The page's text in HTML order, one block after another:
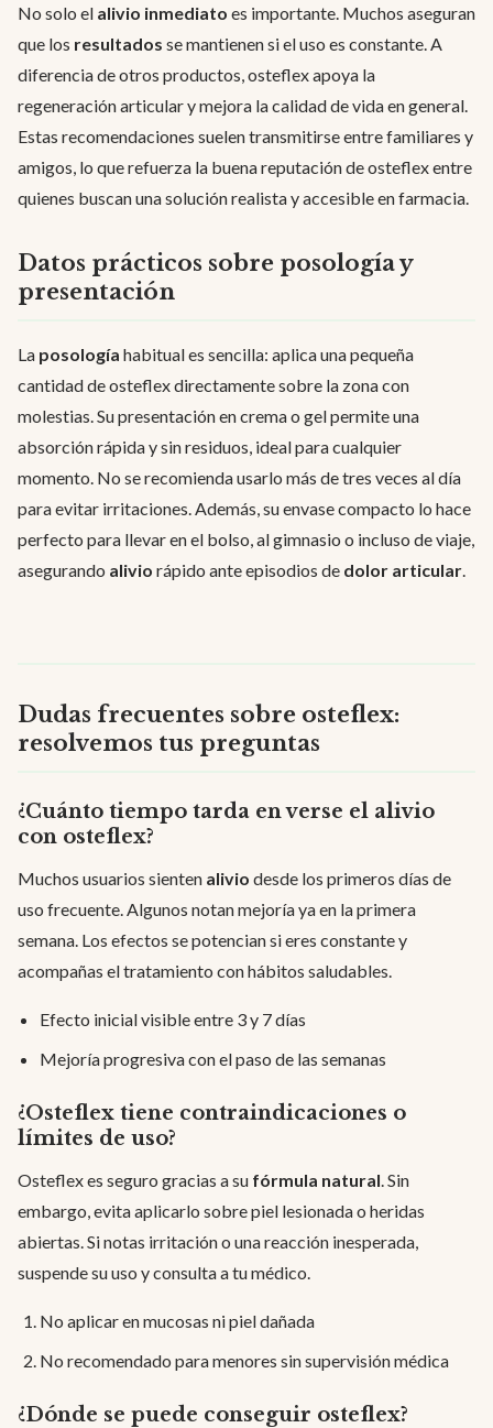
No solo el alivio inmediato es importante. Muchos aseguran
que los resultados se mantienen si el uso es constante. A
diferencia de otros productos, osteflex apoya la
regeneración articular y mejora la calidad de vida en general.
Estas recomendaciones suelen transmitirse entre familiares y
amigos, lo que refuerza la buena reputación de osteflex entre
quienes buscan una solución realista y accesible en farmacia.
Datos prácticos sobre posología y
presentación
La posología habitual es sencilla: aplica una pequeña
cantidad de osteflex directamente sobre la zona con
molestias. Su presentación en crema o gel permite una
absorción rápida y sin residuos, ideal para cualquier
momento. No se recomienda usarlo más de tres veces al día
para evitar irritaciones. Además, su envase compacto lo hace
perfecto para llevar en el bolso, al gimnasio o incluso de viaje,
asegurando alivio rápido ante episodios de dolor articular.
Dudas frecuentes sobre osteflex:
resolvemos tus preguntas
¿Cuánto tiempo tarda en verse el alivio
con osteflex?
Muchos usuarios sienten alivio desde los primeros días de
uso frecuente. Algunos notan mejoría ya en la primera
semana. Los efectos se potencian si eres constante y
acompañas el tratamiento con hábitos saludables.
Efecto inicial visible entre 3 y 7 días
Mejoría progresiva con el paso de las semanas
¿Osteflex tiene contraindicaciones o
límites de uso?
Osteflex es seguro gracias a su fórmula natural. Sin
embargo, evita aplicarlo sobre piel lesionada o heridas
abiertas. Si notas irritación o una reacción inesperada,
suspende su uso y consulta a tu médico.
No aplicar en mucosas ni piel dañada
No recomendado para menores sin supervisión médica
¿Dónde se puede conseguir osteflex?